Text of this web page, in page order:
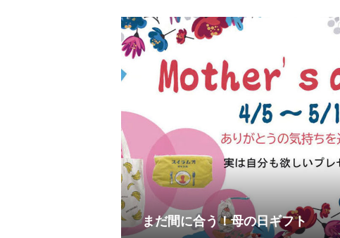
まだ間に合う！母の日ギフト